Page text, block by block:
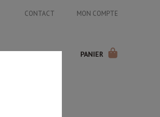
CONTACT MON COMPTE
PANIER